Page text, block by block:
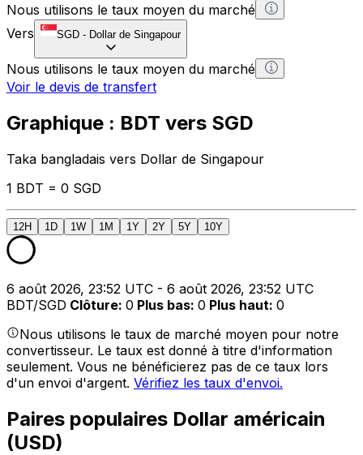
Nous utilisons le taux moyen du marché
Vers
SGD - Dollar de Singapour
Nous utilisons le taux moyen du marché
Voir le devis de transfert
Graphique : BDT vers SGD
Taka bangladais vers Dollar de Singapour
1 BDT = 0 SGD
12H 1D 1W 1M 1Y 2Y 5Y 10Y
6 août 2026, 23:52 UTC - 6 août 2026, 23:52 UTC
BDT/SGD Clôture: 0 Plus bas: 0 Plus haut: 0
Nous utilisons le taux de marché moyen pour notre
convertisseur. Le taux est donné à titre d'information
seulement. Vous ne bénéficierez pas de ce taux lors
d'un envoi d'argent. Vérifiez les taux d'envoi.
Paires populaires Dollar américain
(USD)